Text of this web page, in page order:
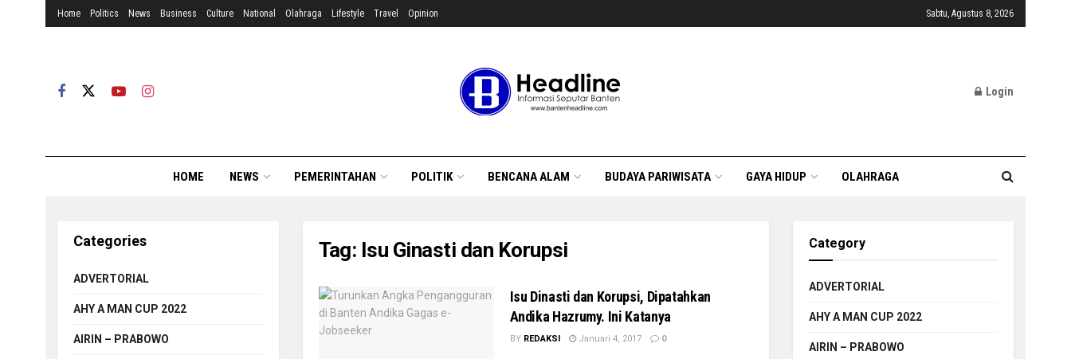
Home Politics News Business Culture National Olahraga Lifestyle Travel Opinion Sabtu, Agustus 8, 2026
Login
HOME NEWS PEMERINTAHAN POLITIK BENCANA ALAM BUDAYA PARIWISATA GAYA HIDUP OLAHRAGA
Tag: Isu Ginasti dan Korupsi
Isu Dinasti dan Korupsi, Dipatahkan
Andika Hazrumy. Ini Katanya
BY REDAKSI Januari 4, 2017 0
Categories
ADVERTORIAL
AHY A MAN CUP 2022
AIRIN – PRABOWO
Category
ADVERTORIAL
AHY A MAN CUP 2022
AIRIN – PRABOWO